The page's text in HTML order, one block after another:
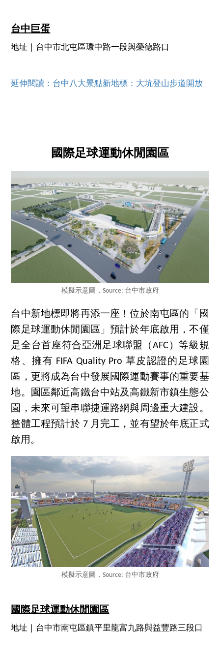
台中巨蛋
地址｜台中市北屯區環中路一段與榮德路口
延伸閱讀：台中八大景點新地標：大坑登山步道開放
國際足球運動休閒園區
模擬示意圖，Source: 台中市政府
台中新地標即將再添一座！位於南屯區的「國
際足球運動休閒園區」預計於年底啟用，不僅
是全台首座符合亞洲足球聯盟（AFC）等級規
格、擁有 FIFA Quality Pro 草皮認證的足球園
區，更將成為台中發展國際運動賽事的重要基
地。園區鄰近高鐵台中站及高鐵新市鎮生態公
園，未來可望串聯捷運路網與周邊重大建設。
整體工程預計於 7 月完工，並有望於年底正式
啟用。
模擬示意圖，Source: 台中市政府
國際足球運動休閒園區
地址｜台中市南屯區鎮平里龍富九路與益豐路三段口